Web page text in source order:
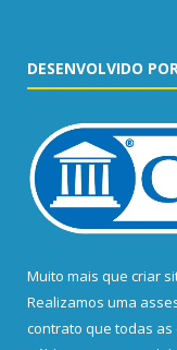
DESENVOLVIDO
Muito mais que criar
Realizamos uma
contrato que todas as